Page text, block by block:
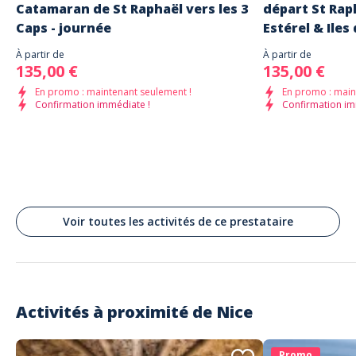
Tarifs :
Adulte : 69,00 €
Enfant (4 à 11 ans) : 48,00 €
Bébé (0 à 3 ans) : 10,00 €
Groupe (10 personnes et +) : 10% de remise immédiate
Catamaran de St Raphaël vers les 3
Caps - journée
À partir de
135,00 €
En promo : maintenant seulement !
Confirmation immédiate !
départ St
Estérel & Iles
À partir de
135,00 €
En promo :
Confirmation
Voir toutes les activités de ce prestataire
Activités à proximité de Nice